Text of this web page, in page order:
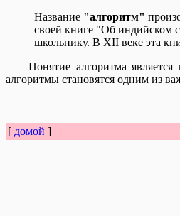
Название "алгоритм"
своей книге "Об индийском
школьнику. В XII веке эта
Понятие алгоритма
алгоритмы становятся одним из
[ домой ]